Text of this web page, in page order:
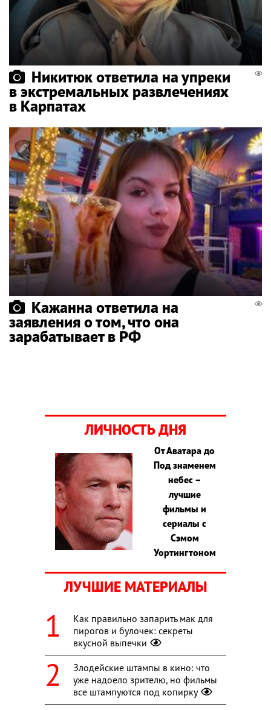
Никитюк ответила на упреки
в экстремальных развлечениях
в Карпатах
Кажанна ответила на
заявления о том, что она
зарабатывает в РФ
ЛИЧНОСТЬ ДНЯ
От Аватара до
Под знаменем
небес –
лучшие
фильмы и
сериалы с
Сэмом
Уортингтоном
ЛУЧШИЕ МАТЕРИАЛЫ
Как правильно запарить мак для
пирогов и булочек: секреты
вкусной выпечки
Злодейские штампы в кино: что
уже надоело зрителю, но фильмы
все штампуются под копирку